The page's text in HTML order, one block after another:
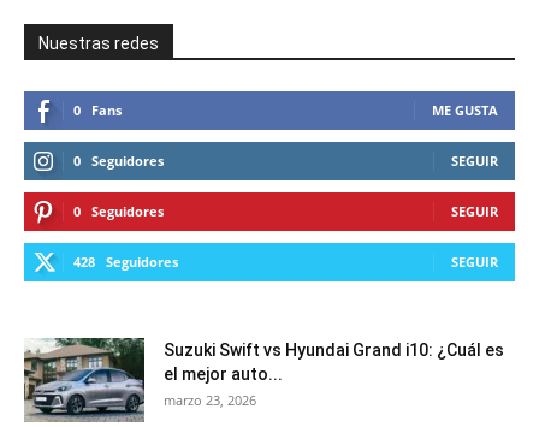
Nuestras redes
0 Fans ME GUSTA
0 Seguidores SEGUIR
0 Seguidores SEGUIR
428 Seguidores SEGUIR
Suzuki Swift vs Hyundai Grand i10: ¿Cuál es
el mejor auto...
marzo 23, 2026